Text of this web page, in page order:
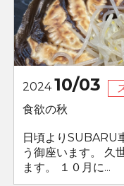
202410/03
食欲の秋
日頃よりSUBARU
う御座います。 久
ます。 １０月に...